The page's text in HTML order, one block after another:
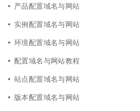
产品配置域名与网站
实例配置域名与网站
环境配置域名与网站
配置域名与网站教程
站点配置域名与网站
版本配置域名与网站